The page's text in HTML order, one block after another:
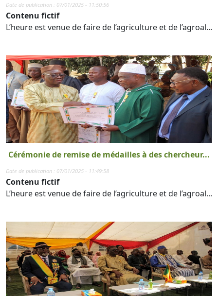
Date de publication : 07/01/2025 - 11:50:56
Contenu fictif
L’heure est venue de faire de l’agriculture et de l’agroal...
Cérémonie de remise de médailles à des chercheur...
Date de publication : 07/01/2025 - 11:49:58
Contenu fictif
L’heure est venue de faire de l’agriculture et de l’agroal...